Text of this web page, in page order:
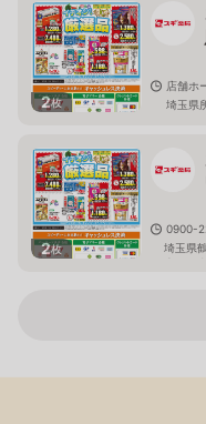
2枚
店舗ホ
埼玉県
2枚
0900-
埼玉県
ウォー